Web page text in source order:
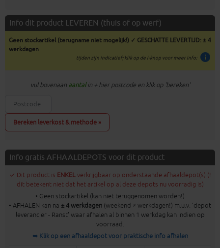
Info dit product LEVEREN (thuis of op werf)
Geen stockartikel (terugname niet mogelijk!) ✓ GESCHATTE LEVERTIJD: ± 4
werkdagen
info
tijden zijn indicatief; klik op de i-knop voor meer info:
vul bovenaan aantalin + hier postcode en klik op 'bereken'
Bereken leverkost & methode »
Info gratis AFHAALDEPOTS voor dit product
✓ Dit product is ENKELverkrijgbaar op onderstaande afhaaldepot(s) (!
dit betekent niet dat het artikel op al deze depots nu voorradig is)
• Geen stockartikel (kan niet teruggenomen worden!)
• AFHALEN kan na ± 4 werkdagen (weekend ≠ werkdagen!) m.u.v. 'depot
leverancier - Ranst' waar afhalen al binnen 1 werkdag kan indien op
voorraad.
➥ Klik op een afhaaldepot voor praktische info afhalen